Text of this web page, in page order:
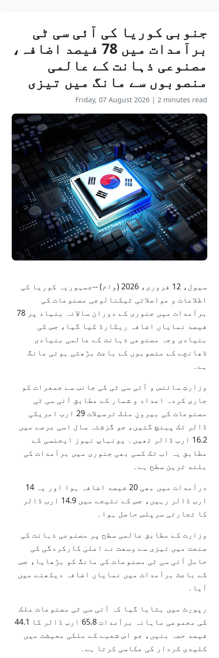
جنوبی کوریا کی آئی سی ٹی
برآمدات میں 78 فیصد اضافہ،
مصنوعی ذہانت کے عالمی
منصوبوں سے مانگ میں تیزی
Friday, 07 August 2026 | 2 minutes read
سیول، 12 فروری، 2026 (وام) --جمہوریہ کوریا کی
اطلاعات و مواصلاتی ٹیکنالوجی مصنوعات کی
برآمدات میں جنوری کے دوران سالانہ بنیاد پر 78
فیصد نمایاں اضافہ ریکارڈ کیا گیا، جس کی
بنیادی وجہ مصنوعی ذہانت کے عالمی بنیادی
ڈھانچے کے منصوبوں کے باعث بڑھتی ہوئی مانگ
ہے۔
وزارتِ سائنس و آئی سی ٹی کی جانب سے جمعرات کو
جاری کردہ اعداد و شمار کے مطابق آئی سی ٹی
مصنوعات کی بیرونِ ملک ترسیلات 29 ارب امریکی
ڈالر تک پہنچ گئیں، جو گزشتہ سال اسی عرصے میں
16.2 ارب ڈالر تھیں۔ یونہاپ نیوز ایجنسی کے
مطابق یہ اب تک کسی بھی جنوری میں برآمدات کی
بلند ترین سطح ہے۔
درآمدات میں بھی 20 فیصد اضافہ ہوا اور یہ 14
ارب ڈالر رہیں، جس کے نتیجے میں 14.9 ارب ڈالر
کا تجارتی سرپلس حاصل ہوا۔
وزارت کے مطابق عالمی سطح پر مصنوعی ذہانت کی
صنعت میں تیزی سے وسعت نے اعلیٰ کارکردگی کی
حامل آئی سی ٹی مصنوعات کی مانگ کو بڑھایا، جس
کے باعث برآمدات میں نمایاں اضافہ دیکھنے میں
آیا۔
رپورٹ میں بتایا گیا کہ آئی سی ٹی مصنوعات ملک
کی مجموعی ماہانہ برآمدات 65.8 ارب ڈالر کا 44.1
فیصد حصہ بنیں، جو اس شعبے کے ملکی معیشت میں
کلیدی کردار کی عکاسی کرتا ہے۔